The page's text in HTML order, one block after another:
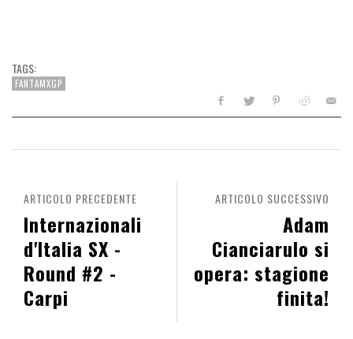
TAGS:
FANTAMXGP
ARTICOLO SUCCESSIVO
Adam
Cianciarulo si
opera: stagione
finita!
ARTICOLO PRECEDENTE
Internazionali
d'Italia SX -
Round #2 -
Carpi